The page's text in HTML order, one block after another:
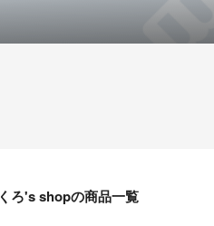
くろ's shopの商品一覧